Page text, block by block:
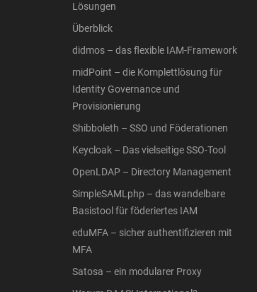
Lösungen
Überblick
didmos – das flexible IAM-Framework
midPoint – die Komplettlösung für
Identity Governance und
Provisionierung
Shibboleth – SSO und Föderationen
Keycloak – Das vielseitige SSO-Tool
OpenLDAP – Directory Management
SimpleSAMLphp – das wandelbare
Basistool für föderiertes IAM
eduMFA – sicher authentifizieren mit
MFA
Satosa – ein modularer Proxy